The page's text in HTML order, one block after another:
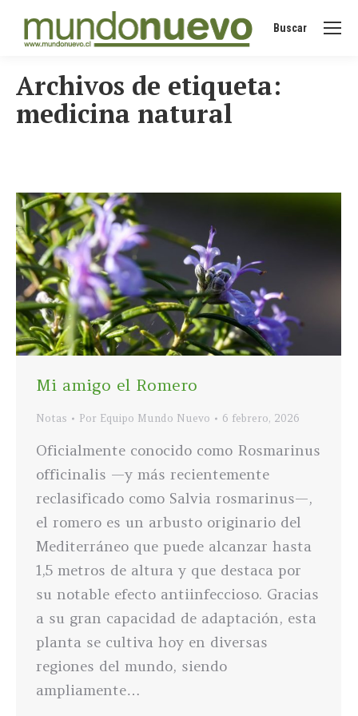
Buscar:
Buscar
Archivos de etiqueta:
medicina natural
Mi amigo el Romero
Notas Por Equipo Mundo Nuevo 6 febrero, 2026
Oficialmente conocido como Rosmarinus
officinalis —y más recientemente
reclasificado como Salvia rosmarinus—,
el romero es un arbusto originario del
Mediterráneo que puede alcanzar hasta
1,5 metros de altura y que destaca por
su notable efecto antiinfeccioso. Gracias
a su gran capacidad de adaptación, esta
planta se cultiva hoy en diversas
regiones del mundo, siendo
ampliamente…